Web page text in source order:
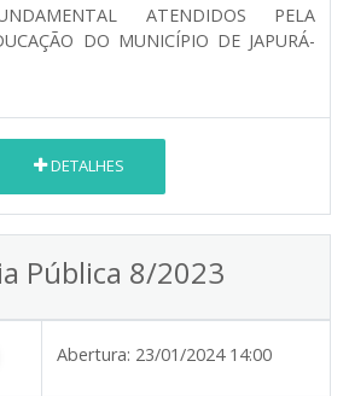
ATENDIDOS PELA
DO MUNICÍPIO DE JAPURÁ-
DETALHES
Pública 8/2023
Abertura: 23/01/2024 14:00